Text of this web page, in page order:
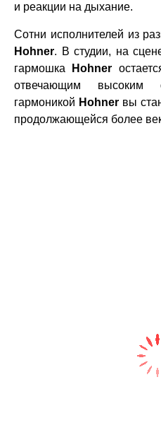
и реакции на дыхание.
Сотни исполнителей из
Hohner. В студии, на
гармошка
Hohner
отвечающим высоким
гармоникой Hohner вы
продолжающейся более